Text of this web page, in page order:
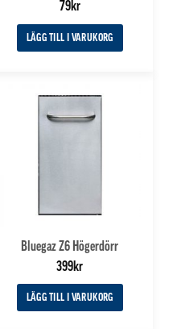
79kr
LÄGG TILL I VARUKORG
Bluegaz Z6 Högerdörr
399kr
LÄGG TILL I VARUKORG